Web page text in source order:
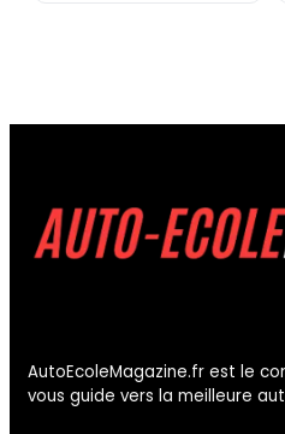
AutoEcoleMagazine.fr est le
vous guide vers la meilleure